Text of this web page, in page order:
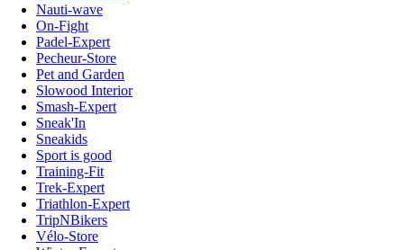
Nauti-wave
On-Fight
Padel-Expert
Pecheur-Store
Pet and Garden
Slowood Interior
Smash-Expert
Sneak'In
Sneakids
Sport is good
Training-Fit
Trek-Expert
Triathlon-Expert
TripNBikers
Vélo-Store